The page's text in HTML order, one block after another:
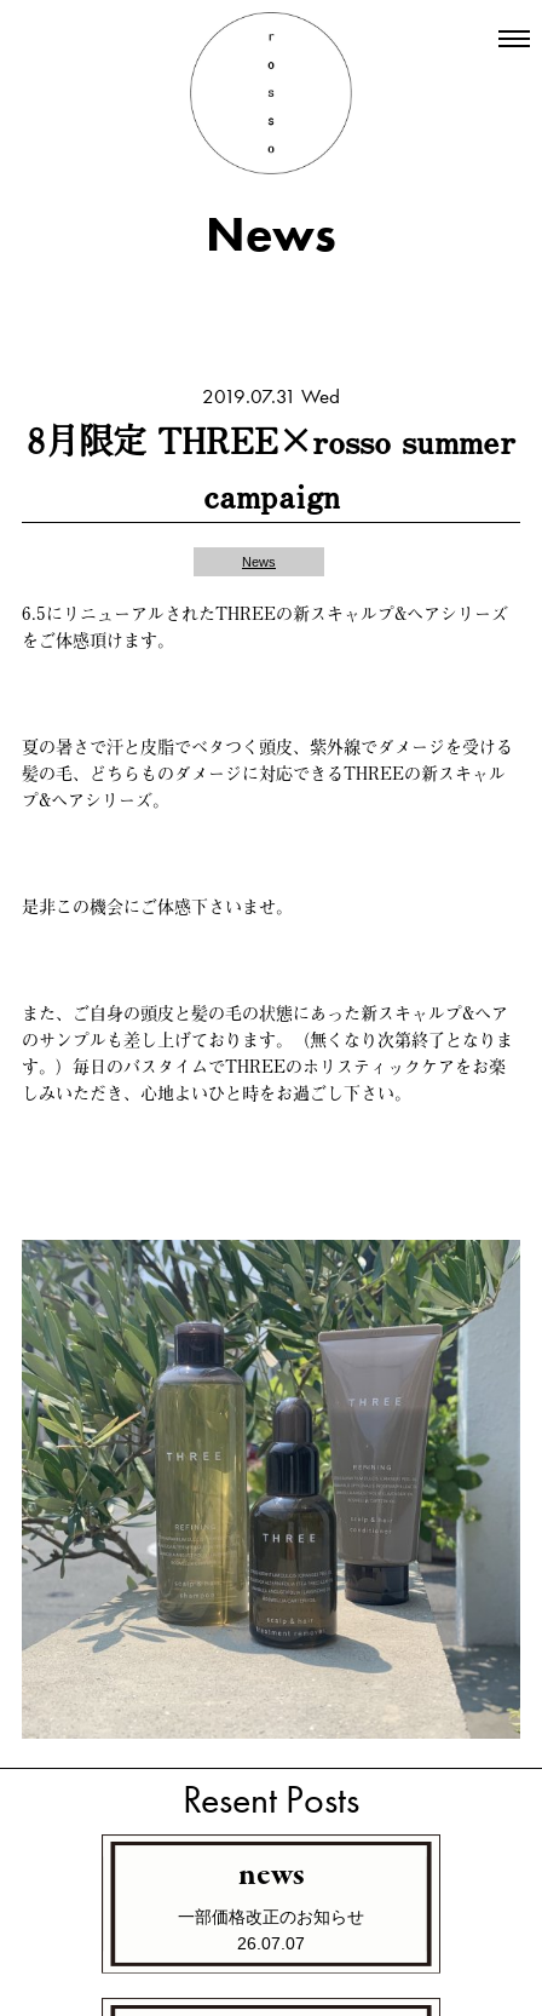
Top
Hair
Staff
News
2019.07.31 Wed
8月限定 THREE×rosso summer
campaign
News
6.5にリニューアルされたTHREEの新スキャルプ&ヘアシリーズ
をご体感頂けます。
夏の暑さで汗と皮脂でベタつく頭皮、紫外線でダメージを受ける
髪の毛、どちらものダメージに対応できるTHREEの新スキャル
プ&ヘアシリーズ。
是非この機会にご体感下さいませ。
また、ご自身の頭皮と髪の毛の状態にあった新スキャルプ&ヘア
のサンプルも差し上げております。（無くなり次第終了となりま
す。）毎日のバスタイムでTHREEのホリスティックケアをお楽
しみいただき、心地よいひと時をお過ごし下さい。
Resent Posts
news
一部価格改正のお知らせ
26.07.07